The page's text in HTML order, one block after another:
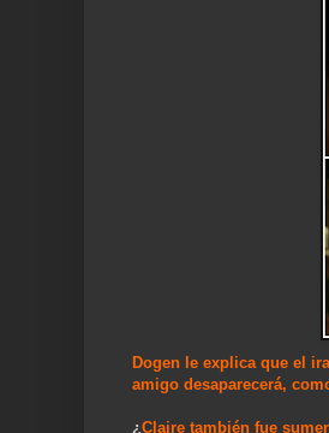
Dogen le explica que el
amigo desaparecerá,
¿Claire también fue